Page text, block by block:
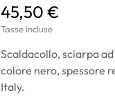
45,50 €
Tasse incluse
Scaldacollo, sciarpa
colore nero, spessore
Italy.